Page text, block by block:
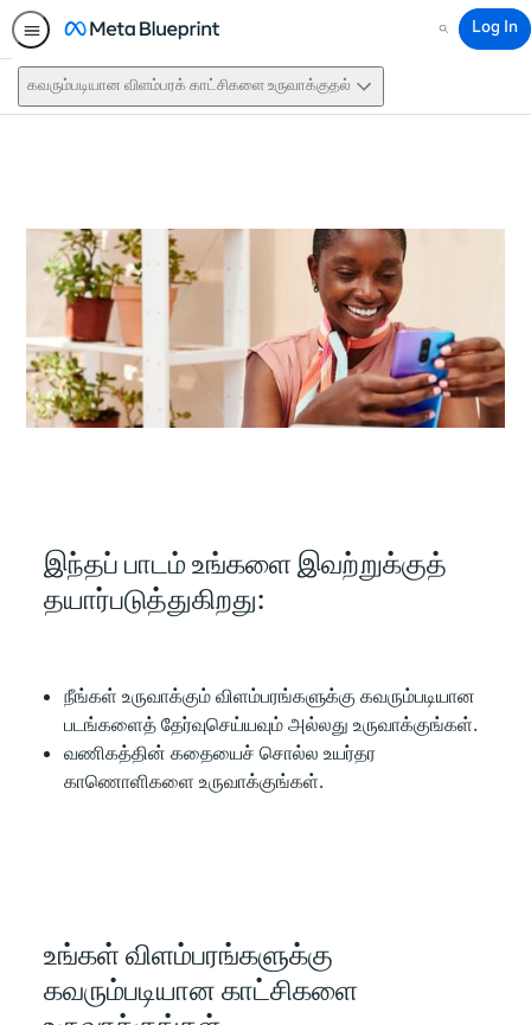
Search
Log In
கவரும்படியான விளம்பரக் காட்சிகளை உருவாக்குதல்
இந்தப் பாடம் உங்களை இவற்றுக்குத்
தயார்படுத்துகிறது:
நீங்கள் உருவாக்கும் விளம்பரங்களுக்கு கவரும்படியான
படங்களைத் தேர்வுசெய்யவும் அல்லது உருவாக்குங்கள்.
வணிகத்தின் கதையைச் சொல்ல உயர்தர
காணொளிகளை உருவாக்குங்கள்.
உங்கள் விளம்பரங்களுக்கு
கவரும்படியான காட்சிகளை